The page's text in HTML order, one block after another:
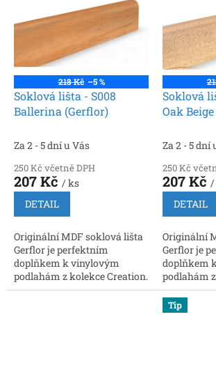
218 Kč –5 %
Soklová lišta - S008
Ballerina (Gerflor)
Za 2 - 5 dní u Vás
250 Kč včetně DPH
207 Kč / ks
DETAIL
Originální MDF soklová lišta
Gerflor je perfektním
doplňkem k vinylovým
podlahám z kolekce Creation.
Rozměry: 2200 × 60 × 16 mm.
Soklová
Oak
Za 2 - 5 dní
250 Kč
207 Kč /
DETAIL
Originální
Gerflor je
doplňkem
podlahám
Rozměry:
Snadná
vedení
Tip